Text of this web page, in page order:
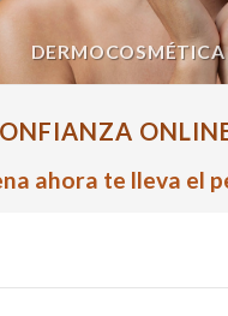
DERMOCOSMÉTICA
ahora te lleva el